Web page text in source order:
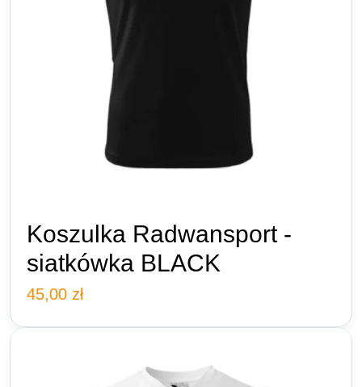
Koszulka Radwansport -
siatkówka BLACK
45,00 zł